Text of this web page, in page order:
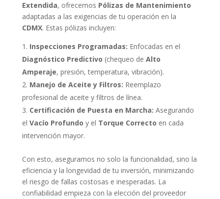
Extendida, ofrecemos Pólizas de Mantenimiento
adaptadas a las exigencias de tu operación en la
CDMX. Estas pólizas incluyen:
Inspecciones Programadas: Enfocadas en el
Diagnóstico Predictivo (chequeo de Alto
Amperaje, presión, temperatura, vibración).
Manejo de Aceite y Filtros: Reemplazo
profesional de aceite y filtros de línea.
Certificación de Puesta en Marcha: Asegurando
el Vacío Profundo y el Torque Correcto en cada
intervención mayor.
Con esto, aseguramos no solo la funcionalidad, sino la
eficiencia y la longevidad de tu inversión, minimizando
el riesgo de fallas costosas e inesperadas. La
confiabilidad empieza con la elección del proveedor